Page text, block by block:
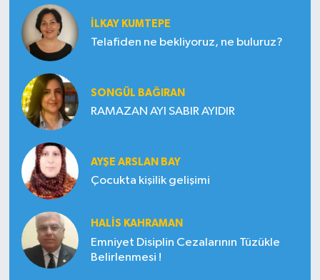
İLKAY KUMTEPE
Telafiden ne bekliyoruz, ne buluruz?
SONGÜL BAĞIRAN
RAMAZAN AYI SABIR AYIDIR
AYŞE ARSLAN BAY
Çocukta kişilik gelişimi
HALIS KAHRAMAN
Emniyet Disiplin Cezalarının Tüzükle
Belirlenmesi !